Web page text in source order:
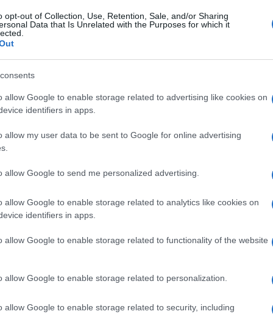
opt-out of Collection, Use, Retention, Sale, and/or Sharing
Data that Is Unrelated with the Purposes for which it
allow Google to enable storage related to advertising like cookies on
identifiers in apps.
allow my user data to be sent to Google for online advertising
allow Google to send me personalized advertising.
allow Google to enable storage related to analytics like cookies on
identifiers in apps.
allow Google to enable storage related to functionality of the website
allow Google to enable storage related to personalization.
allow Google to enable storage related to security, including
Φουρέιρα: Ο Αλμπέρτο Μποτία
της στο Lohan – Η αφιέρωση
(vid)
αποθεώθηκε από τους θαυμαστές της
- 12:28
Φουρέιρα: Οικογενειακές
Αλμπέρτο Μποτία και τον γιο τους,
τρελή αδυναμία στο παιδάκι τους
- 16:03